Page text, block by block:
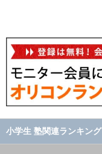
小学生 塾関連ランキング